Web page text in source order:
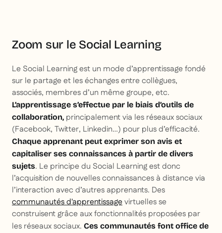
Zoom sur le Social Learning
Le Social Learning est un mode d’apprentissage fondé
sur le partage et les échanges entre collègues,
associés, membres d’un même groupe, etc.
L’apprentissage s’effectue par le biais d’outils de
collaboration, principalement via les réseaux sociaux
(Facebook, Twitter, Linkedin…) pour plus d’efficacité.
Chaque apprenant peut exprimer son avis et
capitaliser ses connaissances à partir de divers
sujets. Le principe du Social Learning est donc
l’acquisition de nouvelles connaissances à distance via
l’interaction avec d’autres apprenants. Des
communautés d'apprentissagevirtuelles se
construisent grâce aux fonctionnalités proposées par
les réseaux sociaux. Ces communautés font office de